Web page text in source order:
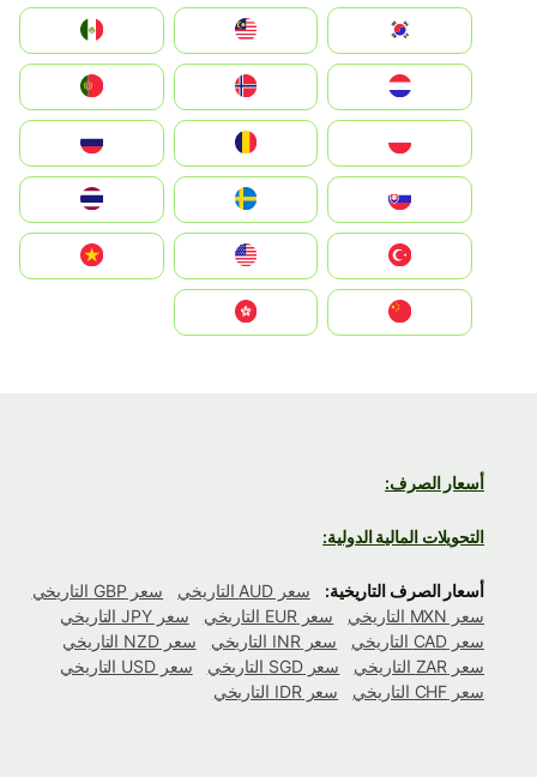
South Korea
Nederland
Portugal
România
Slovensko
United States
Vietnam
أسعار الصرف:
التحويلات المالية الدولية:
أسعار الصرف التاريخية: سعر AUD التاريخي
سعر GBP التاريخي
سعر MXN التاريخي
سعر EUR التاريخي
سعر JPY التاريخي
سعر CAD التاريخي
سعر INR التاريخي
سعر NZD التاريخي
سعر ZAR التاريخي
سعر SGD التاريخي
سعر USD التاريخي
سعر CHF التاريخي
سعر IDR التاريخي